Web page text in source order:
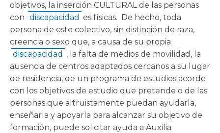
objetivos, la inserción CULTURAL de las personas
con discapacidad es físicas. De hecho, toda
persona de este colectivo, sin distinción de raza,
creencia o sexo que, a causa de su propia
discapacidad , la falta de medios de movilidad, la
ausencia de centros adaptados cercanos a su lugar
de residencia, de un programa de estudios acorde
con los objetivos de estudio que pretende o de las
personas que altruistamente puedan ayudarla,
enseñarla y apoyarla para alcanzar su objetivo de
formación, puede solicitar ayuda a Auxilia